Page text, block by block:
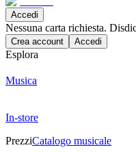
Accedi
Nessuna carta richiesta.
Crea account Accedi
Esplora
Musica
In-store
PrezziCatalogo musicale